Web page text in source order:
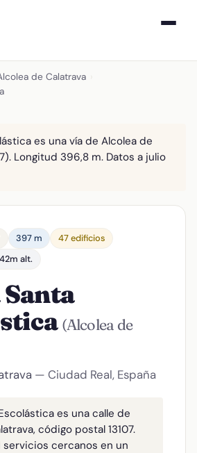
de Calatrava
es una vía de Alcolea de
Longitud 396,8 m. Datos a julio
397 m
47 edificios
alt.
(Alcolea de
— Ciudad Real, España
es una calle de
código postal 13107.
servicios cercanos en un